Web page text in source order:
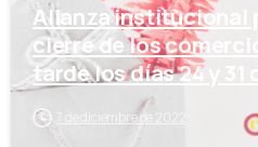
Alianza institucional
cierre de los
tarde los días 24 y 31
7 de diciembre de 2022